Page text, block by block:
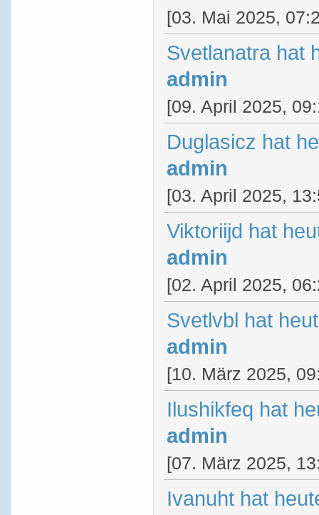
[03. Mai 2025,
Svetlanatra hat
admin
[09. April 2025,
Duglasicz hat
admin
[03. April 2025,
Viktoriijd hat
admin
[02. April 2025,
Svetlvbl hat
admin
[10. März 2025,
Ilushikfeq hat
admin
[07. März 2025,
Ivanuht hat